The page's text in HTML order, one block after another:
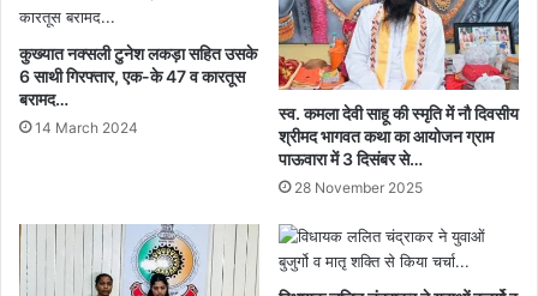
कुख्यात नक्सली टुनेश लकड़ा सहित उसके
6 साथी गिरफ्तार, एक-के 47 व कारतूस
बरामद…
14 March 2024
स्व. कमला देवी साहू की स्मृति में नौ दिवसीय
श्रीमद भागवत कथा का आयोजन ग्राम
पाऊवारा में 3 दिसंबर से…
28 November 2025